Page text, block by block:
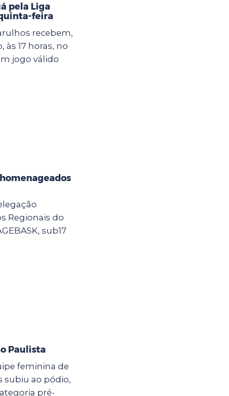
pela Liga
feira
recebem,
às 17 horas, no
jogo válido
Regionais do
sub17
Paulista
feminina de
subiu ao pódio,
pré-